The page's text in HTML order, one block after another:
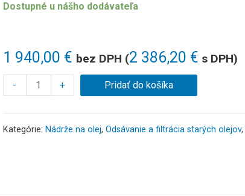
1 940,00 € bez DPH (2 386,20 € s DPH)
Dostupné u nášho dodávateľa
- + Pridať do košíka
Kategórie: Nádrže na olej, Odsávanie a filtrácia starých olejov,